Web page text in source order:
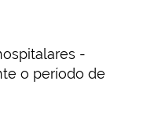
-
o período de